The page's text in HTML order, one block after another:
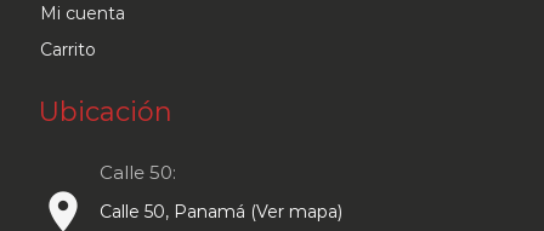
Mi cuenta
Carrito
Ubicación
place
Calle 50:
Calle 50, Panamá (Ver mapa)